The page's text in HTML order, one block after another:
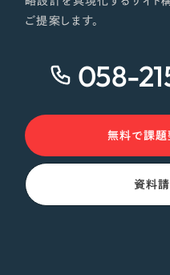
ご提案します。
058-
無料で課
資料